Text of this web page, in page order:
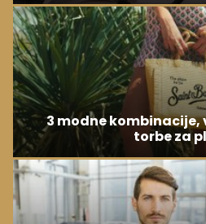
3 modne kombinacije,
torbe za